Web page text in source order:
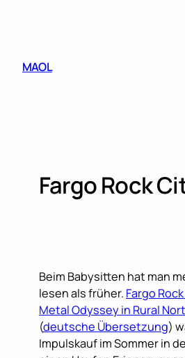
MAOL
Fargo Rock
Beim Babysitten hat man
lesen als früher. Fargo
Metal Odyssey in Rural
(deutsche Übersetzung)
Impulskauf im Sommer in